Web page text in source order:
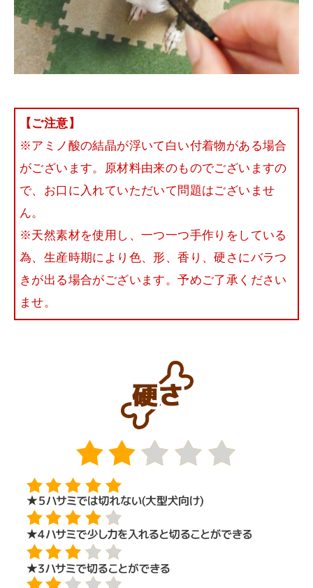
【ご注意】
※アミノ酸の結晶が浮いて白い付着物がある場合
がございます。原材料由来のものでございますの
で、お口に入れていただいて問題はございませ
ん。
※天然素材を使用し、一つ一つ手作りをしている
為、生産時期により色、形、香り、硬さにバラつ
きが出る場合がございます。予めご了承ください
ませ。